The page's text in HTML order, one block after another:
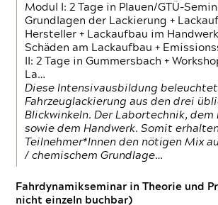
Modul I: 2 Tage in Plauen/GTÜ-
Grundlagen der Lackierung +
Hersteller + Lackaufbau im
Schäden am Lackaufbau +
II: 2 Tage in Gummersbach +
La…
Diese Intensivausbildung beleuchtet
Fahrzeuglackierung aus den drei
Blickwinkeln. Der Labortechnik,
sowie dem Handwerk. Somit
Teilnehmer*Innen den nötigen Mix
/ chemischem Grundlage…
Fahrdynamikseminar in Theorie und
nicht einzeln buchbar)